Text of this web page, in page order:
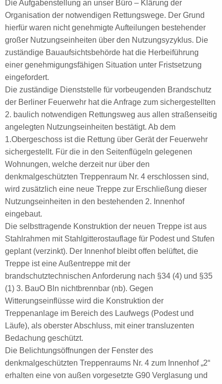
Die Aufgabenstellung an unser Büro – Klärung der
Organisation der notwendigen Rettungswege. Der Grund
hierfür waren nicht genehmigte Aufteilungen bestehender
großer Nutzungseinheiten über den Nutzungsyzyklus. Die
zuständige Bauaufsichtsbehörde hat die Herbeiführung
einer genehmigungsfähigen Situation unter Fristsetzung
eingefordert.
Die zuständige Dienststelle für vorbeugenden Brandschutz
der Berliner Feuerwehr hat die Anfrage zum sichergestellten
2. baulich notwendigen Rettungsweg aus allen straßenseitig
angelegten Nutzungseinheiten bestätigt. Ab dem
1.Obergeschoss ist die Rettung über Gerät der Feuerwehr
sichergestellt. Für die in den Seitenflügeln gelegenen
Wohnungen, welche derzeit nur über den
denkmalgeschützten Treppenraum Nr. 4 erschlossen sind,
wird zusätzlich eine neue Treppe zur Erschließung dieser
Nutzungseinheiten in den bestehenden 2. Innenhof
eingebaut.
Die selbsttragende Konstruktion der neuen Treppe ist aus
Stahlrahmen mit Stahlgitterostauflage für Podest und Stufen
geplant (verzinkt). Der Innenhof bleibt offen belüftet, die
Treppe ist eine Außentreppe mit der
brandschutztechnischen Anforderung nach §34 (4) und §35
(1) 3. BauO Bln nichtbrennbar (nb). Gegen
Witterungseinflüsse wird die Konstruktion der
Treppenanlage im Bereich des Laufwegs (Podest und
Läufe), als oberster Abschluss, mit einer transluzenten
Bedachung geschützt.
Die Belichtungsöffnungen der Fenster des
denkmalgeschützten Treppenraums Nr. 4 zum Innenhof „2“
erhalten eine von außen vorgesetzte G90 Verglasung und